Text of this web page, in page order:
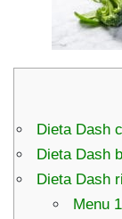
Dieta Dash
Dieta Dash
Dieta Dash
Menu 1